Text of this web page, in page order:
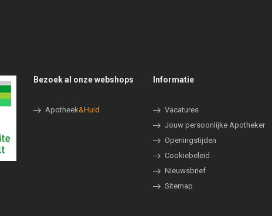
Bezoek al onze webshops
Apotheek&Huid
Informatie
Vacatures
Jouw persoonlijke Apotheker
Openingstijden
Cookiebeleid
Nieuwsbrief
Sitemap